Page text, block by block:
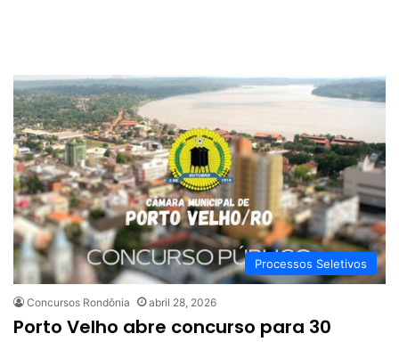
Processos Seletivos
Concursos Rondônia abril 28, 2026
Porto Velho abre concurso para 30